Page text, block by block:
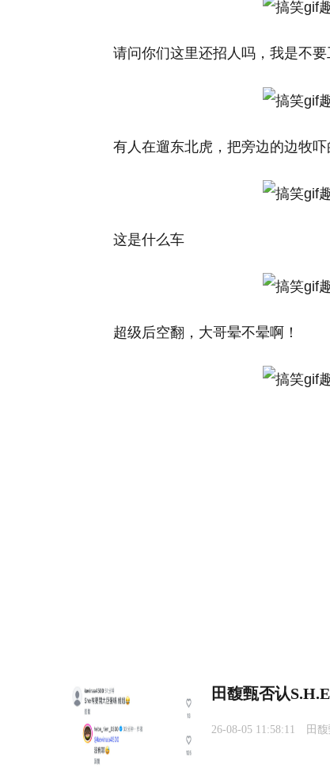
请问你们这里还招人吗，我是不
有人在遛东北虎，把旁边的边牧
这是什么车
超级后空翻，大哥晕不晕啊！
田馥甄否认
26-08-05 11:58:11 田